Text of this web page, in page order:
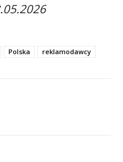
Polska reklamodawcy